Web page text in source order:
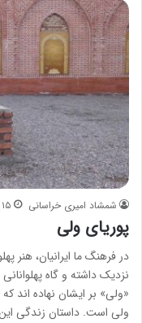
شمشاد امیری خراسانی ۱۵ خرداد ۱۳۹۴
پوریای ولی
در فرهنگ ما ایرانیان، هنر
نزدیک داشته و گاه
«ولی» بر ایشان نهاده اند
ولی است. داستان زندگی